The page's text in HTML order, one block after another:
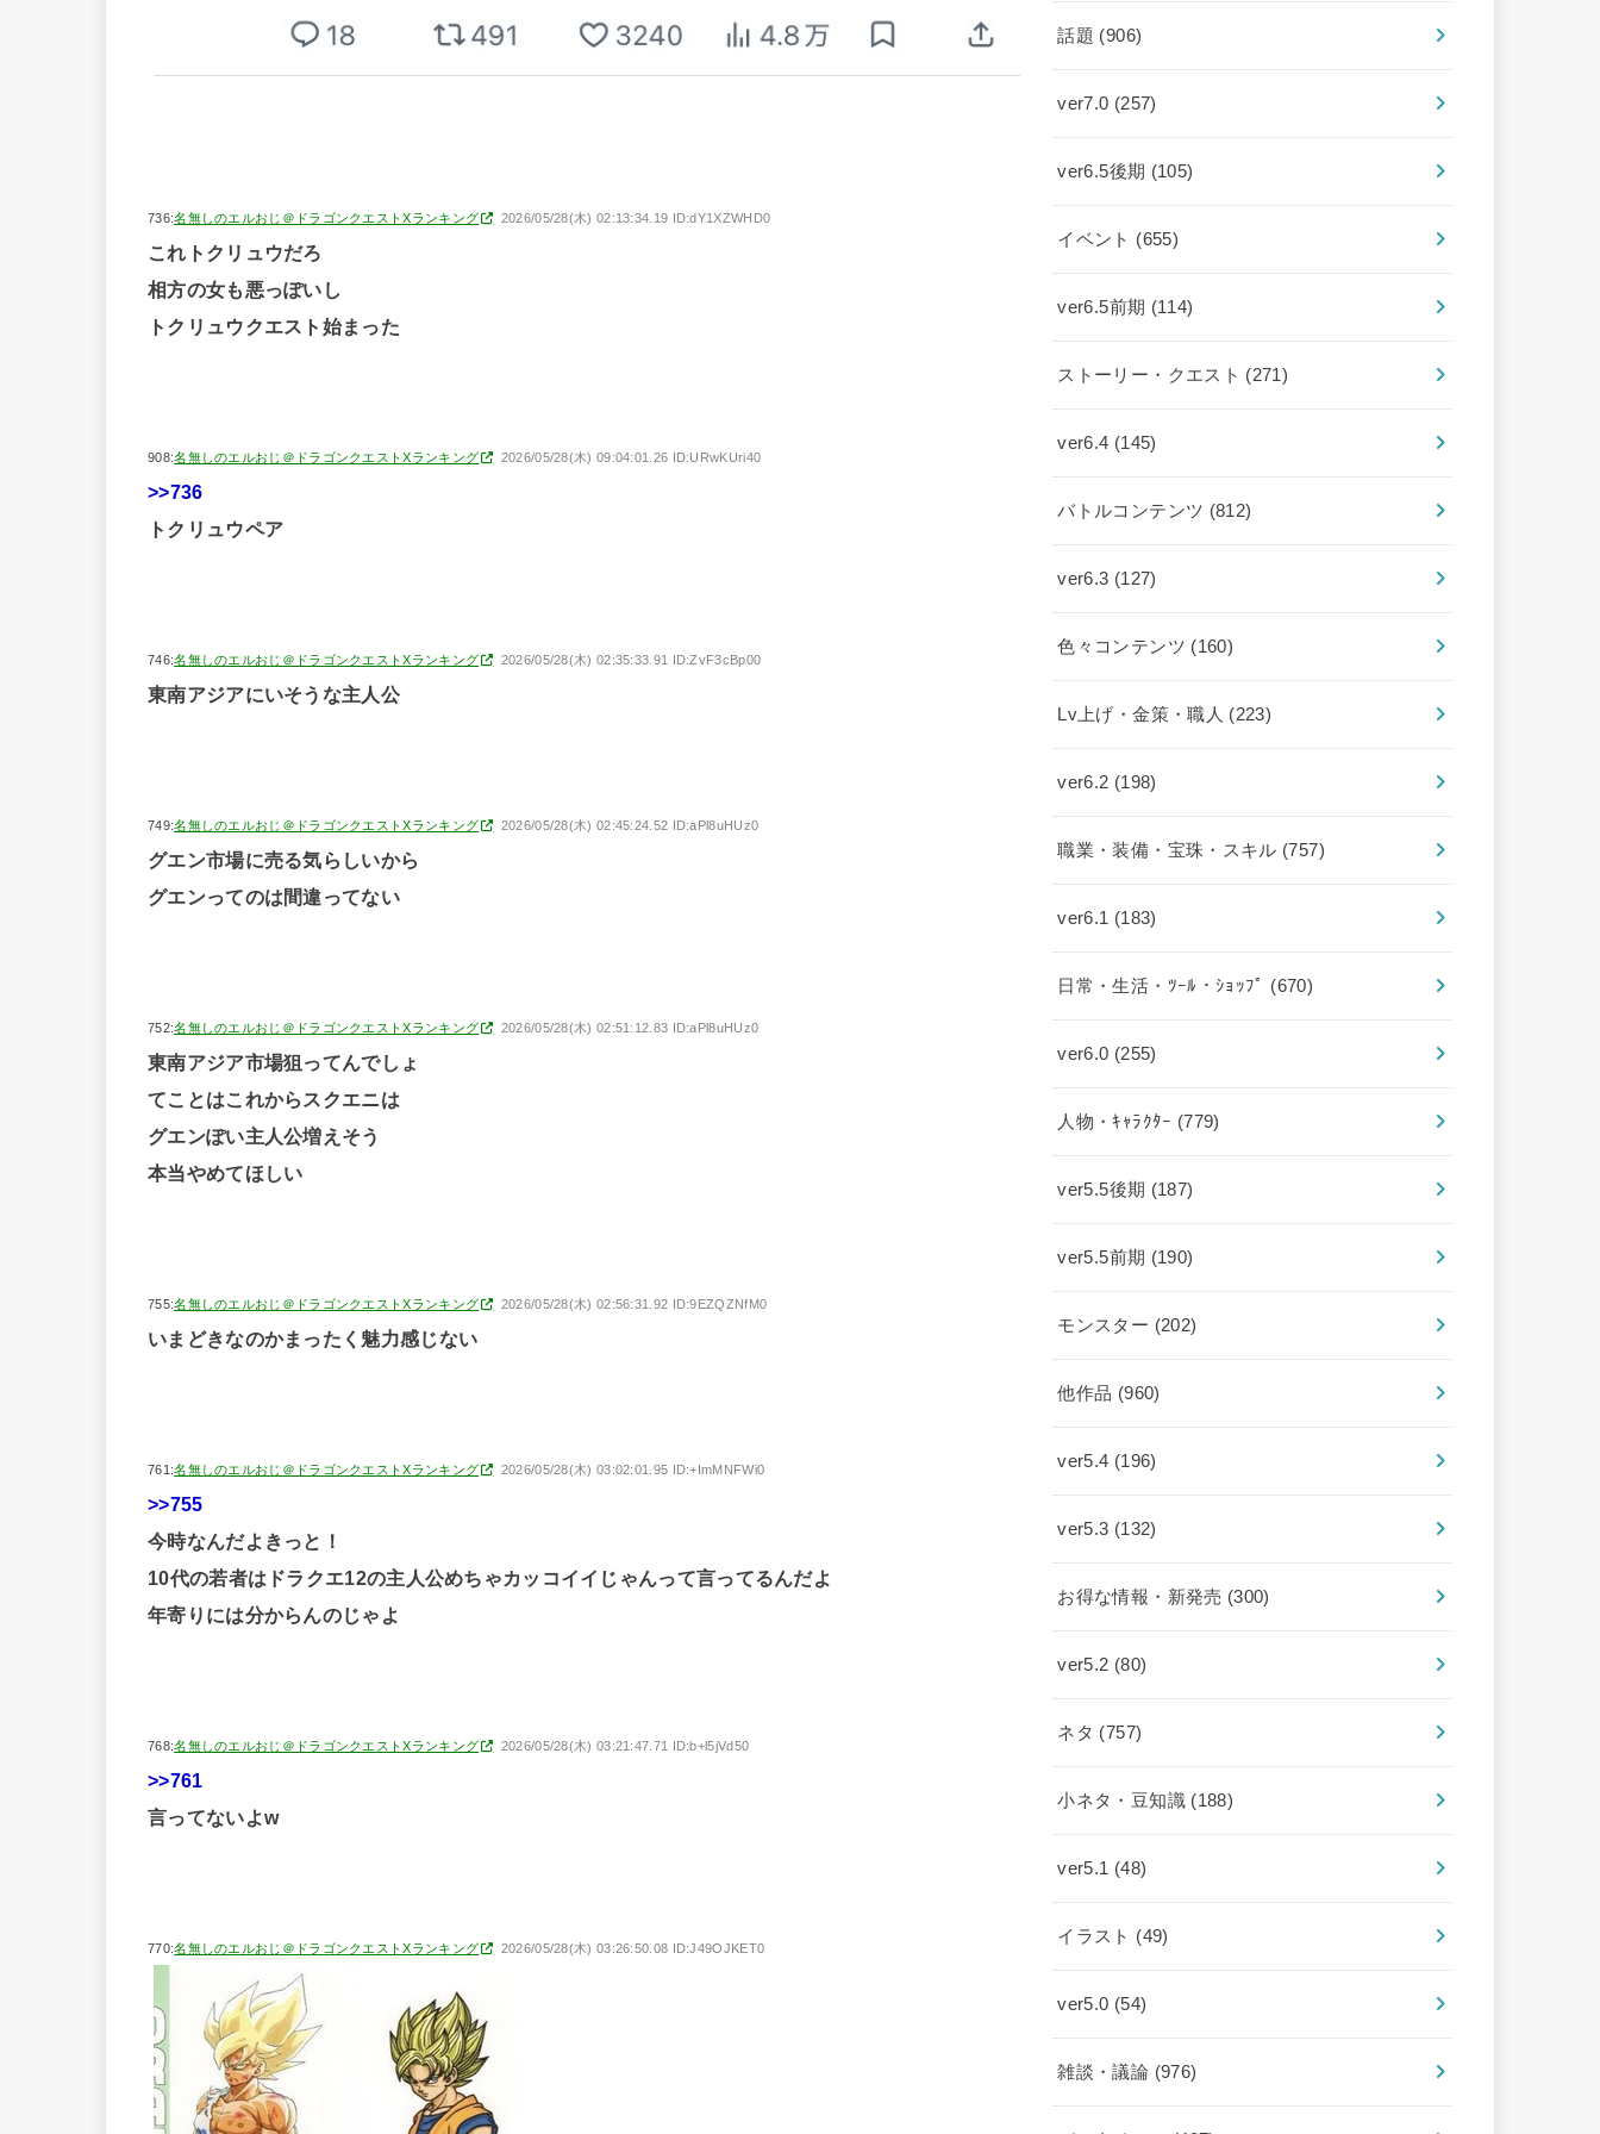
736:名無しのエルおじ＠ドラゴンクエストXランキング 2026/05/28(木) 02:13:34.19 ID:dY1XZWHD0
これトクリュウだろ
相方の女も悪っぽいし
トクリュウクエスト始まった
908:名無しのエルおじ＠ドラゴンクエストXランキング 2026/05/28(木) 09:04:01.26 ID:URwKUri40
>>736
トクリュウペア
746:名無しのエルおじ＠ドラゴンクエストXランキング 2026/05/28(木) 02:35:33.91 ID:ZvF3cBp00
東南アジアにいそうな主人公
749:名無しのエルおじ＠ドラゴンクエストXランキング 2026/05/28(木) 02:45:24.52 ID:aPl8uHUz0
グエン市場に売る気らしいから
グエンってのは間違ってない
752:名無しのエルおじ＠ドラゴンクエストXランキング 2026/05/28(木) 02:51:12.83 ID:aPl8uHUz0
東南アジア市場狙ってんでしょ
てことはこれからスクエニは
グエンぽい主人公増えそう
本当やめてほしい
755:名無しのエルおじ＠ドラゴンクエストXランキング 2026/05/28(木) 02:56:31.92 ID:9EZQZNfM0
いまどきなのかまったく魅力感じない
761:名無しのエルおじ＠ドラゴンクエストXランキング 2026/05/28(木) 03:02:01.95 ID:+ImMNFWi0
>>755
今時なんだよきっと！
10代の若者はドラクエ12の主人公めちゃカッコイイじゃんって言ってるんだよ
年寄りには分からんのじゃよ
768:名無しのエルおじ＠ドラゴンクエストXランキング 2026/05/28(木) 03:21:47.71 ID:b+l5jVd50
>>761
言ってないよw
770:名無しのエルおじ＠ドラゴンクエストXランキング 2026/05/28(木) 03:26:50.08 ID:J49OJKET0
話題 (906)
ver7.0 (257)
ver6.5後期 (105)
イベント (655)
ver6.5前期 (114)
ストーリー・クエスト (271)
ver6.4 (145)
バトルコンテンツ (812)
ver6.3 (127)
色々コンテンツ (160)
Lv上げ・金策・職人 (223)
ver6.2 (198)
職業・装備・宝珠・スキル (757)
ver6.1 (183)
日常・生活・ﾂｰﾙ・ｼｮｯﾌﾟ (670)
ver6.0 (255)
人物・ｷｬﾗｸﾀｰ (779)
ver5.5後期 (187)
ver5.5前期 (190)
モンスター (202)
他作品 (960)
ver5.4 (196)
ver5.3 (132)
お得な情報・新発売 (300)
ver5.2 (80)
ネタ (757)
小ネタ・豆知識 (188)
ver5.1 (48)
イラスト (49)
ver5.0 (54)
雑談・議論 (976)